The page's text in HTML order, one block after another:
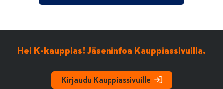
Hei K-kauppias! Jäseninfoa Kauppiassivuilla.
Kirjaudu Kauppiassivuille